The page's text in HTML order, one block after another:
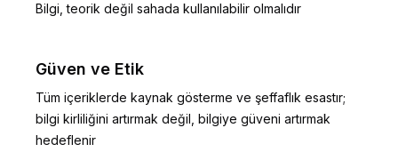
Bilgi, teorik değil sahada kullanılabilir olmalıdır
Güven ve Etik
Tüm içeriklerde kaynak gösterme ve şeffaflık esastır;
bilgi kirliliğini artırmak değil, bilgiye güveni artırmak
hedeflenir